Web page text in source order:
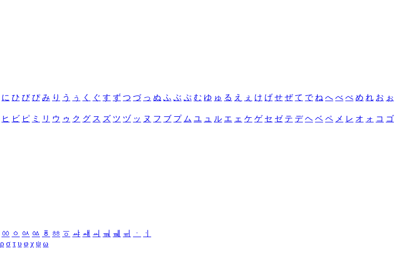
に ひ び ぴ み り う ぅ く ぐ す ず つ づ っ ぬ ふ ぶ ぷ む ゆ ゅ る え ぇ け げ せ ぜ て で ね へ べ ぺ め れ お ぉ
ヒ ビ ピ ミ リ ウ ゥ ク グ ス ズ ツ ヅ ッ ヌ フ ブ プ ム ユ ュ ル エ ェ ケ ゲ セ ゼ テ デ ヘ ベ ペ メ レ オ ォ コ ゴ
ㆀ ㆁ ㆂ ㆃ ㆄ ㆅ ㆆ ㆇ ㆈ ㆉ ㆊ ㆋ ㆌ ㆍ
ㆎ
ρ σ τ υ φ χ ψ ω